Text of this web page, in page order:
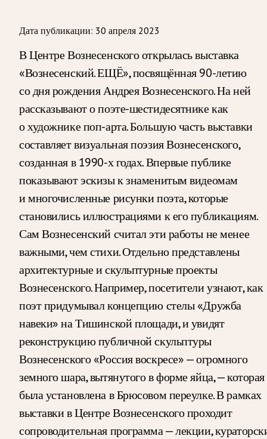
Дата публикации: 30 апреля 2023
В Центре Вознесенского открылась выставка
«Вознесенский. ЕЩЁ», посвящённая 90-летию
со дня рождения Андрея Вознесенского. На ней
рассказывают о поэте-шестидесятнике как
о художнике поп-арта. Большую часть выставки
составляет визуальная поэзия Вознесенского,
созданная в 1990-х годах. Впервые публике
показывают эскизы к знаменитым видеомам
и многочисленные рисунки поэта, которые
становились иллюстрациями к его публикациям.
Сам Вознесенский считал эти работы не менее
важными, чем стихи. Отдельно представлены
архитектурные и скульптурные проекты
Вознесенского. Например, посетители узнают, как
поэт придумывал концепцию стелы «Дружба
навеки» на Тишинской площади, и увидят
реконструкцию публичной скульптуры
Вознесенского «Россия воскресе» — огромного
земного шара, вытянутого в форме яйца, — которая
была установлена в Брюсовом переулке. В рамках
выставки в Центре Вознесенского проходит
сопроводительная программа — лекции,